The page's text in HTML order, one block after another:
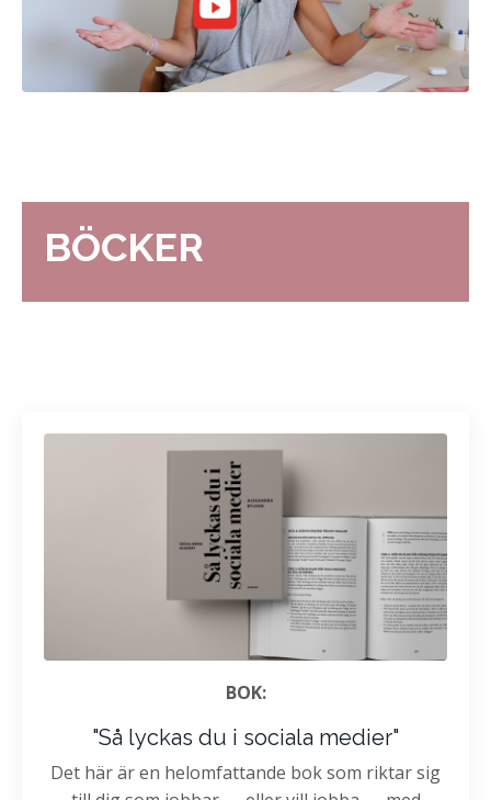
BÖCKER
BOK:
"Så lyckas du i sociala medier"
Det här är en helomfattande bok som riktar sig